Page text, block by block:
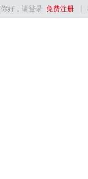
你好，请登录 免费注册